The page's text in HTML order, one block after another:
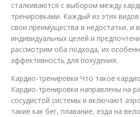
сталкиваются с выбором между
тренировками. Каждый из этих
свои преимущества и недостатки, и
индивидуальных целей и
рассмотрим оба подхода, их
эффективность для похудения.
Кардио-тренировки Что такое
Кардио-тренировки направлены на
сосудистой системы и включают
такие как бег, плавание, езда на